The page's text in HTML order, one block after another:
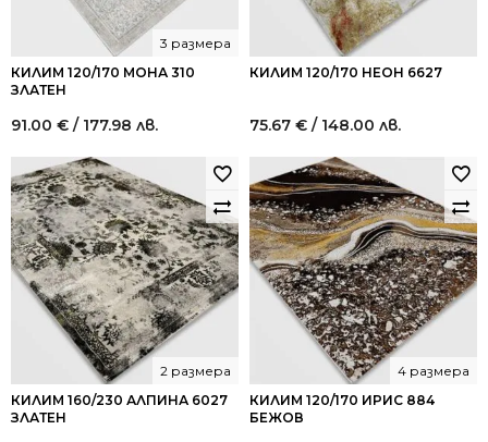
КИЛИМ 120/170 МОНА 310
ЗЛАТЕН
3 размера
91.00 € / 177.98 лв.
КИЛИМ 120/170 НЕОН 6627
75.67 € / 148.00 лв.
КИЛИМ 160/230 АЛПИНА 6027
ЗЛАТЕН
2 размера
КИЛИМ 120/170 ИРИС 884
БЕЖОВ
4 размера